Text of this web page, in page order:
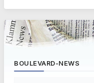
BOULEVARD-NEWS